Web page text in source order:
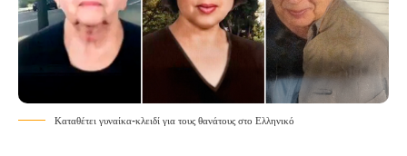
Καταθέτει γυναίκα-κλειδί για τους θανάτους στο Ελληνικό